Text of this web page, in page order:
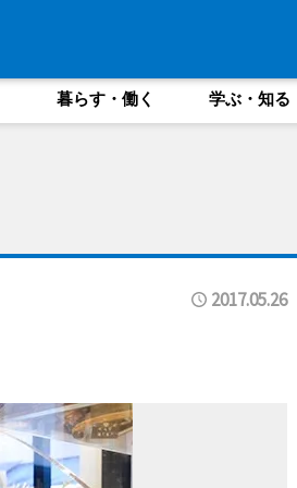
暮らす・働く 学ぶ・知る
2017.05.26